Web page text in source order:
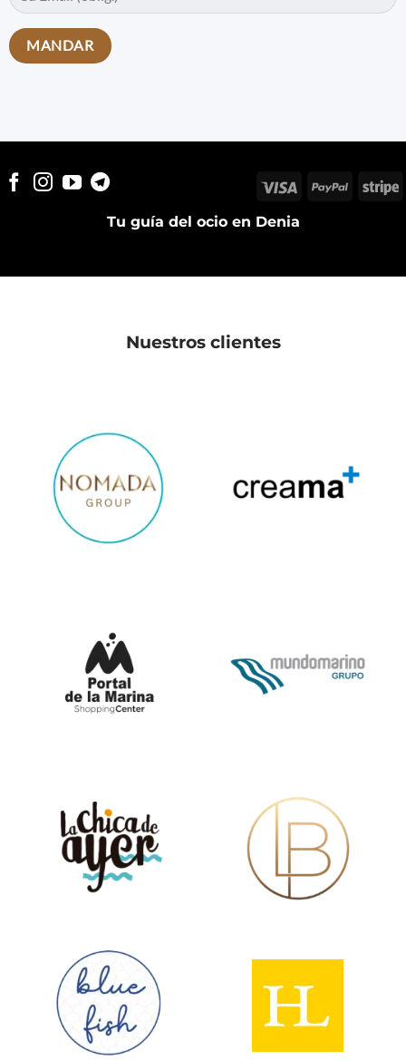
Tu guía del ocio en Denia
Visa PayPal
Nuestros clientes